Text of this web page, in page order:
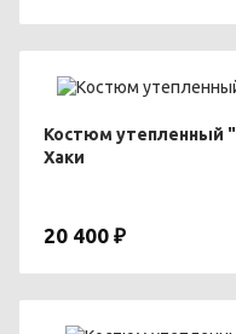
Костюм утепленный
Хаки
20 400 ₽